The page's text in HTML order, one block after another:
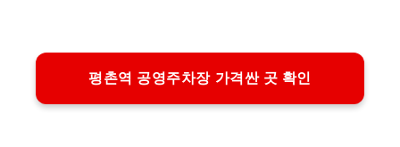
평촌역 공영주차장 가격싼 곳 확인